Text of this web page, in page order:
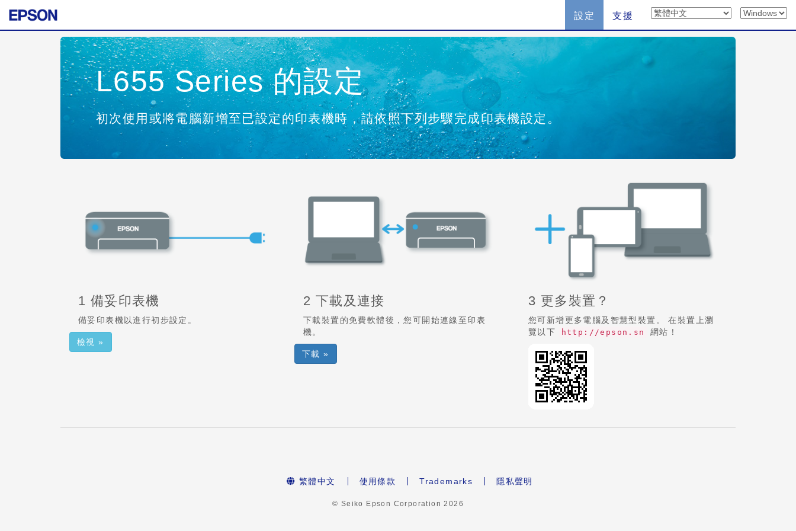
設定 支援
L655 Series的設定
初次使用或將電腦新增至已設定的印表機時，請依照下列步驟完成印表機設定。
1 備妥印表機
備妥印表機以進行初步設定。
檢視 »
2 下載及連接
下載裝置的免費軟體後，您可開始連線至印表
機。
下載 »
3 更多裝置？
您可新增更多電腦及智慧型裝置。 在裝置上瀏
覽以下
http://epson.sn 網站！
繁體中文 使用條款 Trademarks 隱私聲明
© Seiko Epson Corporation 2026